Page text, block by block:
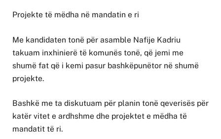
Projekte të mëdha në mandatin e ri
Me kandidaten tonë për asamble Nafije Kadriu
takuam inxhinierë të komunës tonë, që jemi me
shumë fat që i kemi pasur bashkëpunëtor në shumë
projekte.
Bashkë me ta diskutuam për planin tonë qeverisës për
katër vitet e ardhshme dhe projektet e mëdha të
mandatit të ri.